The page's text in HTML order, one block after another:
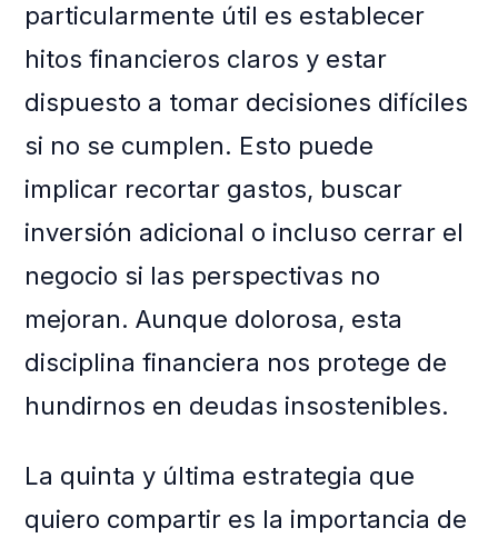
particularmente útil es establecer
hitos financieros claros y estar
dispuesto a tomar decisiones difíciles
si no se cumplen. Esto puede
implicar recortar gastos, buscar
inversión adicional o incluso cerrar el
negocio si las perspectivas no
mejoran. Aunque dolorosa, esta
disciplina financiera nos protege de
hundirnos en deudas insostenibles.
La quinta y última estrategia que
quiero compartir es la importancia de